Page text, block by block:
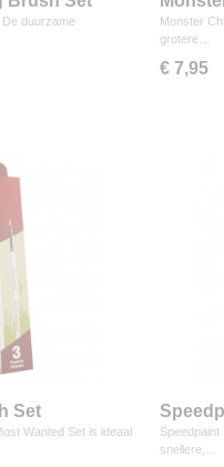
duurzame
Monster
grotere…
€ 7,95
Set
Wanted Set is ideaal
Set
snellere,…